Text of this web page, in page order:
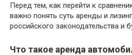
Перед тем, как перейти к
важно понять суть аренды и
российского законодательства и
Что такое аренда